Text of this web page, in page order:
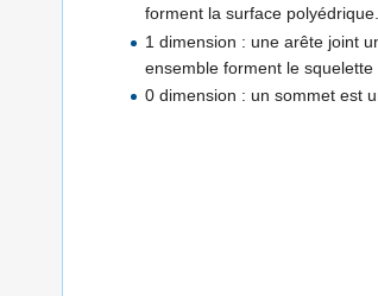
forment la surface polyédrique.
1 dimension : une arête joint
ensemble forment le squelette
0 dimension : un sommet est